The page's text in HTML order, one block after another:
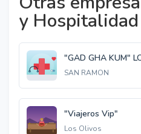
y Hospitalidad
"GAD GHA KUM"
SAN RAMON
"Viajeros Vip"
Los Olivos